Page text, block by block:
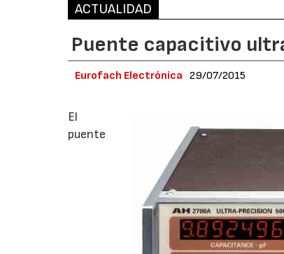
ACTUALIDAD
Puente capacitivo
Eurofach Electrónica 29/07/2015
El
puente